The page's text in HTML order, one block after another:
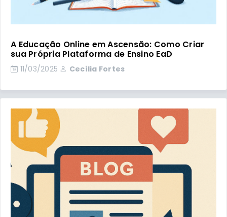
A Educação Online em Ascensão: Como Criar
sua Própria Plataforma de Ensino EaD
11/03/2025 Cecília Fortes